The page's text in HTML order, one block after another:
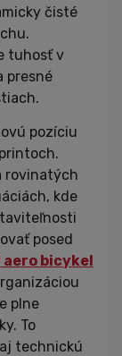
čisté
tuhosť v
presné
pozíciu
rovinatých
kde
posed
bicykel
plne
To
technickú